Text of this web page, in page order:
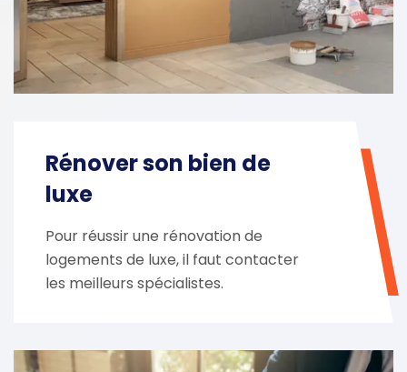
Rénover son bien de
luxe
Pour réussir une rénovation de
logements de luxe, il faut contacter
les meilleurs spécialistes.